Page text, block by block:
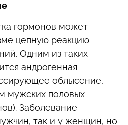
гормонов может
цепную реакцию
Одним из таких
андрогенная
облысение,
мужских половых
Заболевание
так и у женщин, но